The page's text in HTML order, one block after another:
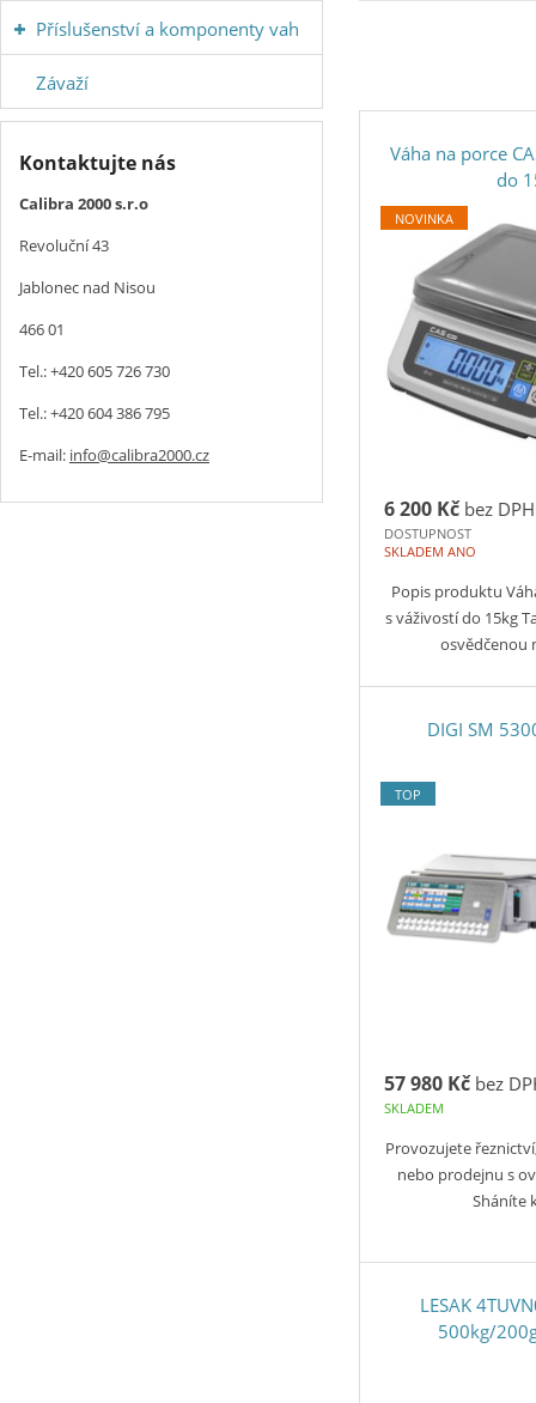
Váha na porce
do
6 200 Kč bez DPH
DOSTUPNOST
SKLADEM ANO
Popis produktu
s váživostí do 15kg
osvědčenou
NOVINKA
DIGI SM
57 980 Kč bez
SKLADEM
Provozujete
nebo prodejnu s
Sháníte
TOP
LESAK
500kg/
Příslušenství a komponenty vah
Závaží
Kontaktujte nás
Calibra 2000 s.r.o
Revoluční 43
Jablonec nad Nisou
466 01
Tel.: +420 605 726 730
Tel.: +420 604 386 795
E-mail: info@calibra2000.cz